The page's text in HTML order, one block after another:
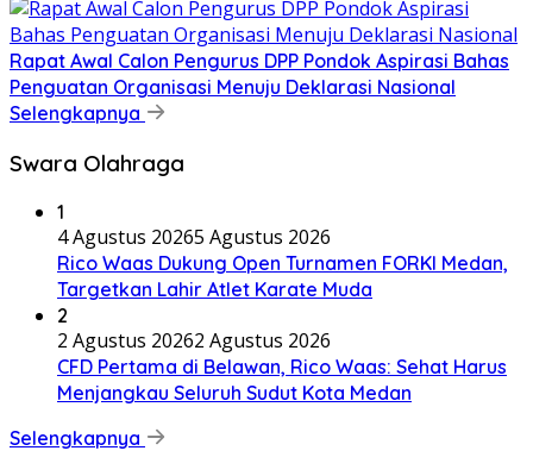
Rapat Awal Calon Pengurus DPP Pondok Aspirasi Bahas
Penguatan Organisasi Menuju Deklarasi Nasional
Selengkapnya
Swara Olahraga
1
4 Agustus 20265 Agustus 2026
Rico Waas Dukung Open Turnamen FORKI Medan,
Targetkan Lahir Atlet Karate Muda
2
2 Agustus 20262 Agustus 2026
CFD Pertama di Belawan, Rico Waas: Sehat Harus
Menjangkau Seluruh Sudut Kota Medan
Selengkapnya